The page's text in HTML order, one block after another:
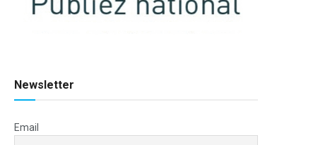
Newsletter
Email